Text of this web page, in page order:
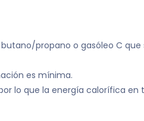
propano o gasóleo C
es mínima.
lo que la energía calorífica en